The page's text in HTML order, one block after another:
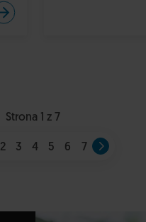
Strona 1 z 7
2 3 4 5 6 7